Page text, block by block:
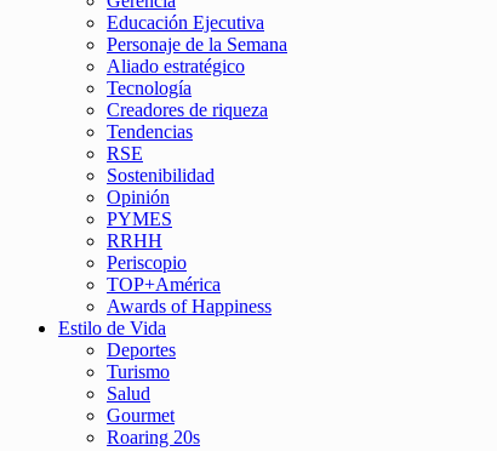
Educación Ejecutiva
Personaje de la Semana
Aliado estratégico
Tecnología
Creadores de riqueza
Tendencias
RSE
Sostenibilidad
Opinión
PYMES
RRHH
Periscopio
TOP+América
Awards of Happiness
Estilo de Vida
Deportes
Turismo
Salud
Gourmet
Roaring 20s